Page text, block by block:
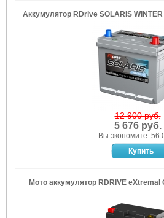
Аккумулятор RDrive SOLARIS
12 900 руб.
5 676 руб.
Вы экономите:
Мото аккумулятор RDRIVE eXtremal